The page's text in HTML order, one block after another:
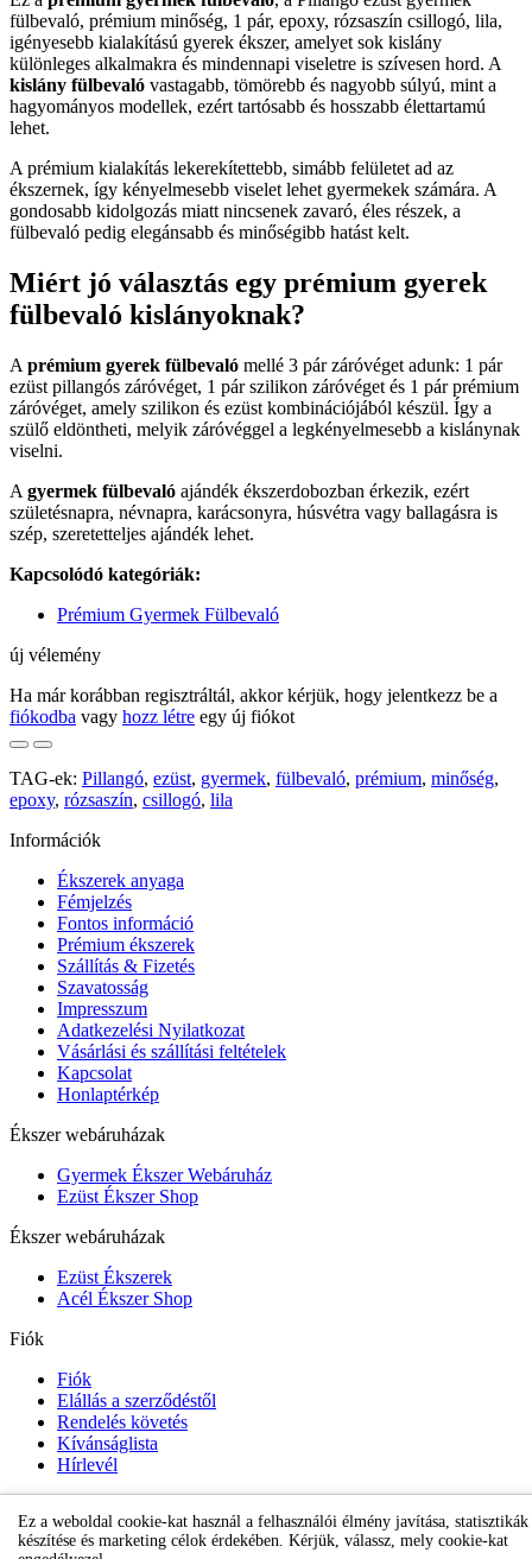
fülbevaló, prémium minőség, 1 pár, epoxy, rózsaszín csillogó, lila,
igényesebb kialakítású gyerek ékszer, amelyet sok kislány
különleges alkalmakra és mindennapi viseletre is szívesen hord. A
kislány fülbevaló vastagabb, tömörebb és nagyobb súlyú, mint a
hagyományos modellek, ezért tartósabb és hosszabb élettartamú
lehet.
A prémium kialakítás lekerekítettebb, simább felületet ad az
ékszernek, így kényelmesebb viselet lehet gyermekek számára. A
gondosabb kidolgozás miatt nincsenek zavaró, éles részek, a
fülbevaló pedig elegánsabb és minőségibb hatást kelt.
Miért jó választás egy prémium gyerek
fülbevaló kislányoknak?
A prémium gyerek fülbevaló mellé 3 pár záróvéget adunk: 1 pár
ezüst pillangós záróvéget, 1 pár szilikon záróvéget és 1 pár prémium
záróvéget, amely szilikon és ezüst kombinációjából készül. Így a
szülő eldöntheti, melyik záróvéggel a legkényelmesebb a kislánynak
viselni.
A gyermek fülbevaló ajándék ékszerdobozban érkezik, ezért
születésnapra, névnapra, karácsonyra, húsvétra vagy ballagásra is
szép, szeretetteljes ajándék lehet.
Kapcsolódó kategóriák:
Prémium Gyermek Fülbevaló
új vélemény
Ha már korábban regisztráltál, akkor kérjük, hogy jelentkezz be a
fiókodba vagy hozz létre egy új fiókot
TAG-ek: Pillangó, ezüst, gyermek, fülbevaló, prémium, minőség,
epoxy, rózsaszín, csillogó, lila
Információk
Ékszerek anyaga
Fémjelzés
Fontos információ
Prémium ékszerek
Szállítás & Fizetés
Szavatosság
Impresszum
Adatkezelési Nyilatkozat
Vásárlási és szállítási feltételek
Kapcsolat
Honlaptérkép
Ékszer webáruházak
Gyermek Ékszer Webáruház
Ezüst Ékszer Shop
Ékszer webáruházak
Ezüst Ékszerek
Acél Ékszer Shop
Fiók
Fiók
Elállás a szerződéstől
Rendelés követés
Kívánságlista
Hírlevél
Gyermek Ékszer Shop
Ez a weboldal cookie-kat használ a felhasználói élmény javítása, statisztikák
készítése és marketing célok érdekében. Kérjük, válassz, mely cookie-kat